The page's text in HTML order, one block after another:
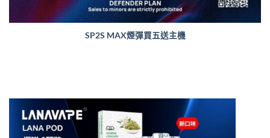
SP2S MAX煙彈買五送主機